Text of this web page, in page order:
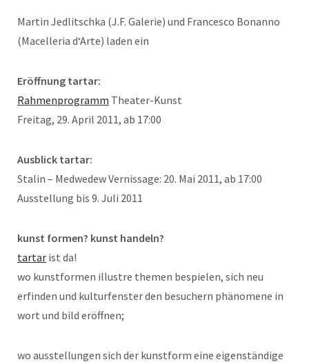
Martin Jedlitschka (J.F. Galerie) und Francesco Bonanno
(Macelleria d‘Arte) laden ein
Eröffnung tartar:
Rahmenprogramm Theater-Kunst
Freitag, 29. April 2011, ab 17:00
Ausblick tartar:
Stalin – Medwedew Vernissage: 20. Mai 2011, ab 17:00
Ausstellung bis 9. Juli 2011
kunst formen? kunst handeln?
tartar ist da!
wo kunstformen illustre themen bespielen, sich neu
erfinden und kulturfenster den besuchern phänomene in
wort und bild eröffnen;
wo ausstellungen sich der kunstform eine eigenständige